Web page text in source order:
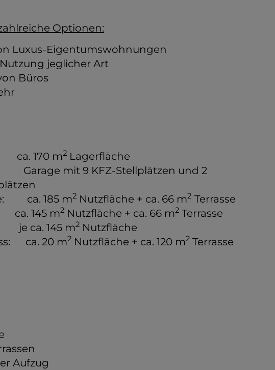
Optionen:
Luxus-Eigentumswohnungen
jeglicher Art
Büros
170 m2 Lagerfläche
Garage mit 9 KFZ-Stellplätzen und 2
ca. 185 m2 Nutzfläche + ca. 66 m2 Terrasse
145 m2 Nutzfläche + ca. 66 m2 Terrasse
ca. 145 m2 Nutzfläche
ca. 20 m2 Nutzfläche + ca. 120 m2 Terrasse
Aufzug